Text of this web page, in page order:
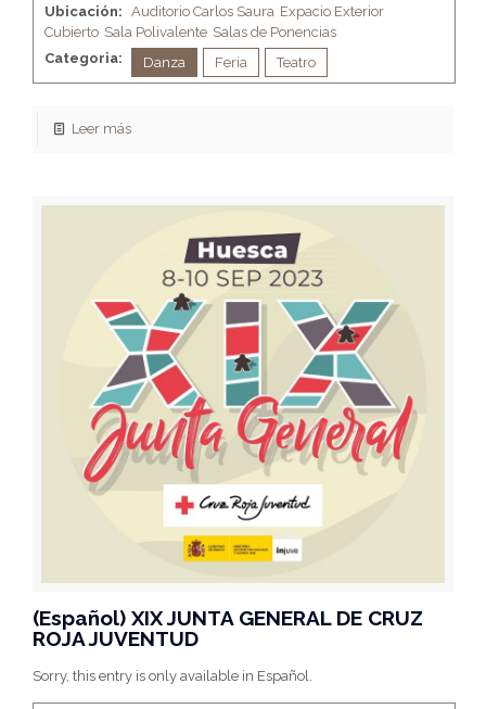
Ubicación: Auditorio Carlos Saura Expacio Exterior
Cubierto Sala Polivalente Salas de Ponencias
Categoria:
Danza Feria Teatro
Leer más
(Español) XIX JUNTA GENERAL DE CRUZ
ROJA JUVENTUD
Sorry, this entry is only available in Español.